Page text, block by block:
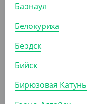
АРТ. 42209
Барнаул
Белокуриха
Бердск
Бийск
Бирюзовая Катунь